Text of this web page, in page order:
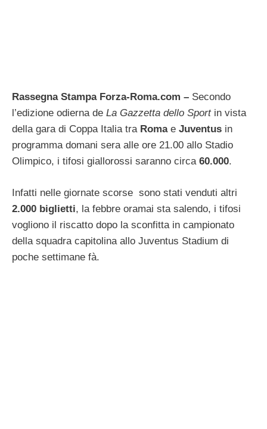
Rassegna Stampa Forza-Roma.com – Secondo
l’edizione odierna de La Gazzetta dello Sportin vista
della gara di Coppa Italia tra Romae Juventus in
programma domani sera alle ore 21.00 allo Stadio
Olimpico, i tifosi giallorossi saranno circa 60.000.
Infatti nelle giornate scorse sono stati venduti altri
2.000 biglietti, la febbre oramai sta salendo, i tifosi
vogliono il riscatto dopo la sconfitta in campionato
della squadra capitolina allo Juventus Stadium di
poche settimane fà.